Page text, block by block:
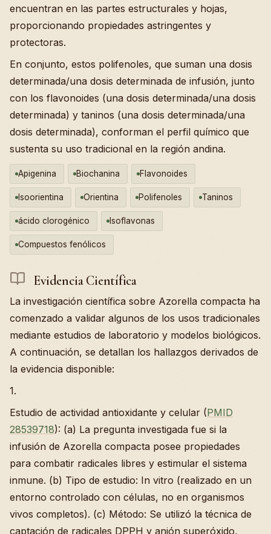
encuentran en las partes estructurales y hojas,
proporcionando propiedades astringentes y
protectoras.
En conjunto, estos polifenoles, que suman una dosis
determinada/una dosis determinada de infusión, junto
con los flavonoides (una dosis determinada/una dosis
determinada) y taninos (una dosis determinada/una
dosis determinada), conforman el perfil químico que
sustenta su uso tradicional en la región andina.
Apigenina Biochanina Flavonoides
Isoorientina Orientina Polifenoles Taninos
ácido clorogénico Isoflavonas
Compuestos fenólicos
Evidencia Científica
La investigación científica sobre Azorella compacta ha
comenzado a validar algunos de los usos tradicionales
mediante estudios de laboratorio y modelos biológicos.
A continuación, se detallan los hallazgos derivados de
la evidencia disponible:
1.
Estudio de actividad antioxidante y celular (PMID
28539718): (a) La pregunta investigada fue si la
infusión de Azorella compacta posee propiedades
para combatir radicales libres y estimular el sistema
inmune. (b) Tipo de estudio: In vitro (realizado en un
entorno controlado con células, no en organismos
vivos completos). (c) Método: Se utilizó la técnica de
captación de radicales DPPH y anión superóxido,